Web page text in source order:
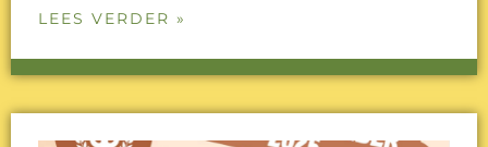
LEES VERDER »